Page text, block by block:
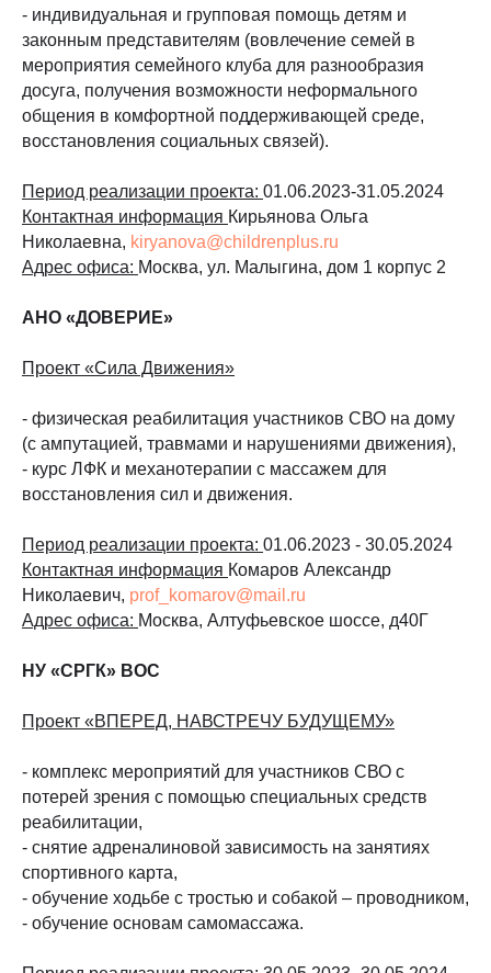
- индивидуальная и групповая помощь детям и
законным представителям (вовлечение семей в
мероприятия семейного клуба для разнообразия
досуга, получения возможности неформального
общения в комфортной поддерживающей среде,
восстановления социальных связей).
Период реализации проекта: 01.06.2023-31.05.2024
Контактная информация Кирьянова Ольга
Николаевна, kiryanova@childrenplus.ru
Адрес офиса: Москва, ул. Малыгина, дом 1 корпус 2
АНО «ДОВЕРИЕ»
Проект «Сила Движения»
- физическая реабилитация участников СВО на дому
(с ампутацией, травмами и нарушениями движения),
- курс ЛФК и механотерапии с массажем для
восстановления сил и движения.
Период реализации проекта: 01.06.2023 - 30.05.2024
Контактная информация Комаров Александр
Николаевич, prof_komarov@mail.ru
Адрес офиса: Москва, Алтуфьевское шоссе, д40Г
НУ «СРГК» ВОС
Проект «ВПЕРЕД, НАВСТРЕЧУ БУДУЩЕМУ»
- комплекс мероприятий для участников СВО с
потерей зрения с помощью специальных средств
реабилитации,
- снятие адреналиновой зависимость на занятиях
спортивного карта,
- обучение ходьбе с тростью и собакой – проводником,
- обучение основам самомассажа.